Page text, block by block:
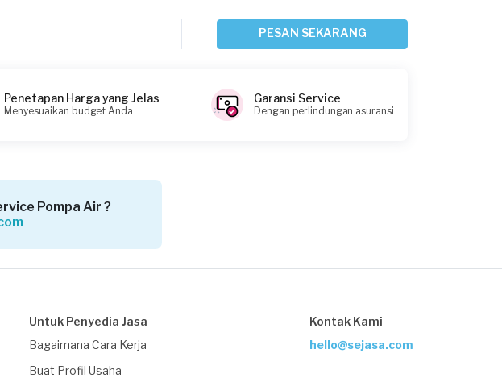
Jakarta Selatan, Jakarta
Jakarta Barat, Jakarta
Jakarta Barat, Jakarta
PESAN SEKARANG
Penetapan Harga yang Jelas
Menyesuaikan budget Anda
Garansi Service
Dengan perlindungan asuransi
Pompa Air ?
Untuk Penyedia Jasa
Bagaimana Cara Kerja
Buat Profil Usaha
Kontak Kami
hello@sejasa.com